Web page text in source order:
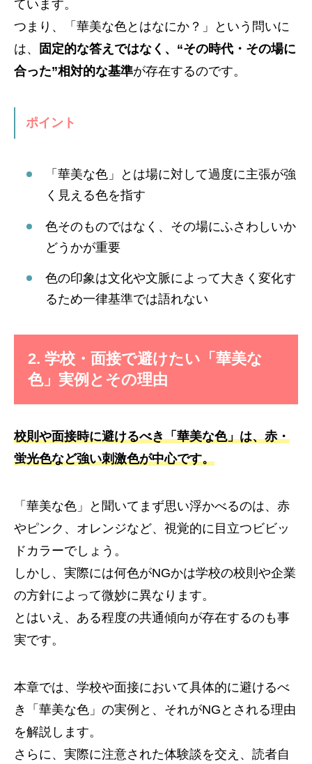
ています。
つまり、「華美な色とはなにか？」という問いに
は、
固定的な答えではなく、“その時代・その場に
合った”相対的な基準が存在するのです。
ポイント
「華美な色」とは場に対して過度に主張が強
く見える色を指す
色そのものではなく、その場にふさわしいか
どうかが重要
色の印象は文化や文脈によって大きく変化す
るため一律基準では語れない
2. 学校・面接で避けたい「華美な
色」実例とその理由
校則や面接時に避けるべき「華美な色」は、赤・
蛍光色など強い刺激色が中心です。
「華美な色」と聞いてまず思い浮かべるのは、赤
やピンク、オレンジなど、視覚的に目立つビビッ
ドカラーでしょう。
しかし、実際には何色がNGかは学校の校則や企業
の方針によって微妙に異なります。
とはいえ、ある程度の共通傾向が存在するのも事
実です。
本章では、学校や面接において具体的に避けるべ
き「華美な色」の実例と、それがNGとされる理由
を解説します。
さらに、実際に注意された体験談を交え、読者自